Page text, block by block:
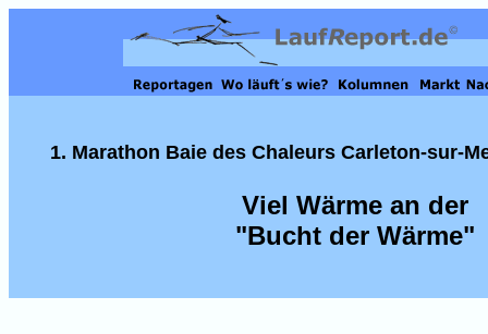
1. Marathon Baie des Chaleurs Carleton-sur-
Viel Wärme an der
"Bucht der Wärme"